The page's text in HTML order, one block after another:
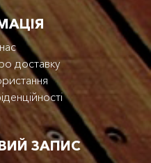
доставку
ЗАПИС